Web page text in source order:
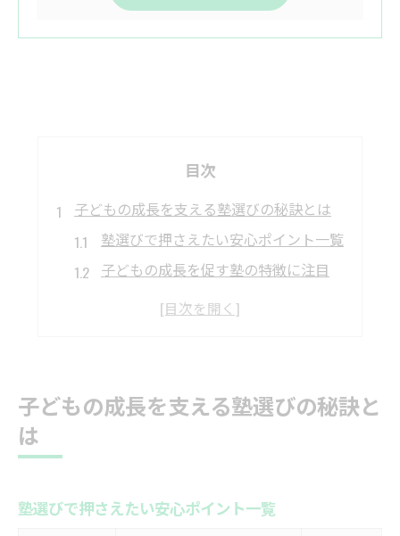
目次
子どもの成長を支える塾選びの秘訣とは
塾選びで押さえたい安心ポイント一覧
子どもの成長を促す塾の特徴に注目
塾選定で失敗しないためのコツ
個別指導が充実した学習塾の特徴を解説
個別指導塾のサポート体制比較表
塾の講師が生徒に寄り添う理由
子どもの成長を支える塾選びの秘訣と
は
塾選びで押さえたい安心ポイント一覧